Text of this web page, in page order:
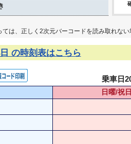
は、正しく2次元バーコードを読み取れない
の時刻表はこちら
乗車日
日曜/祝日